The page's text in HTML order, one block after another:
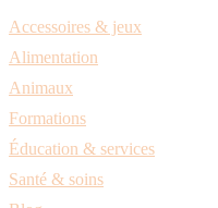
Accessoires & jeux
Alimentation
Animaux
Formations
Éducation & services
Santé & soins